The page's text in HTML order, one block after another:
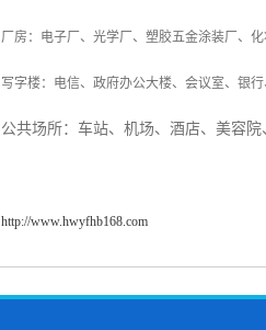
厂房：电子厂、光学厂、塑胶五金涂装厂、
写字楼：电信、政府办公大楼、会议室、银行
公共场所：车站、机场、酒店、美容
http://www.hwyfhb168.com